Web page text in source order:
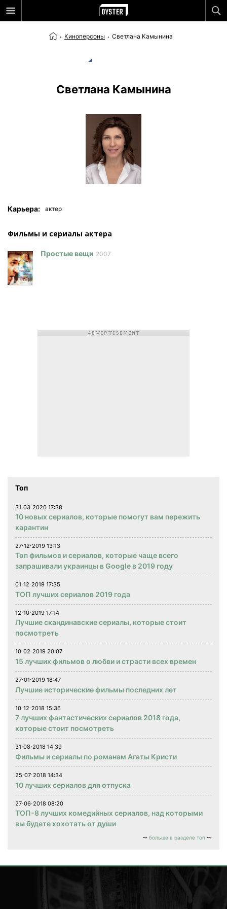
Киноперсоны Светлана Камынина
Светлана Камынина
Карьера: актер
Фильмы и сериалы актера
Простые вещи 2007
Топ
31⋅03⋅2020 17:38
10 новых сериалов, которые помогут вам пережить
карантин
27⋅12⋅2019 13:13
Топ фильмов и сериалов, которые чаще всего
запрашивали украинцы в Google в 2019 году
01⋅12⋅2019 17:35
ТОП лучших сериалов 2019 года
12⋅10⋅2019 17:14
Лучшие скандинавские сериалы, которые стоит
посмотреть
10⋅02⋅2019 20:07
15 лучших фильмов о любви и страсти всех времен
27⋅01⋅2019 18:47
Лучшие исторические фильмы последних лет
10⋅12⋅2018 15:36
7 лучших фантастических сериалов 2018 года,
которые стоит посмотреть
31⋅08⋅2018 14:39
Фильмы и сериалы по романам Агаты Кристи
25⋅07⋅2018 14:34
10 лучших сериалов для отпуска
27⋅06⋅2018 08:20
ТОП-8 лучших комедийных сериалов, над которыми
вы будете хохотать от души
больше в разделе топ